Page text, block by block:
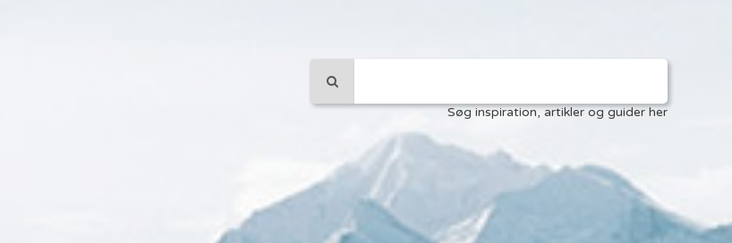
Søg inspiration, artikler og guider her